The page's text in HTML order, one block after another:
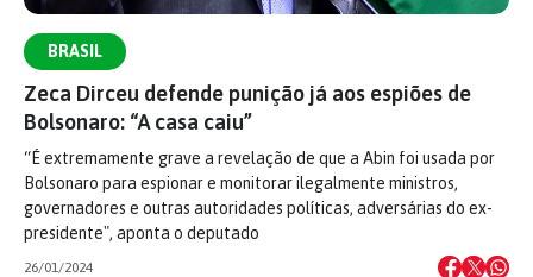
BRASIL
Zeca Dirceu defende punição já aos espiões de
Bolsonaro: “A casa caiu”
“É extremamente grave a revelação de que a Abin foi usada por
Bolsonaro para espionar e monitorar ilegalmente ministros,
governadores e outras autoridades políticas, adversárias do ex-
presidente", aponta o deputado
26/01/2024